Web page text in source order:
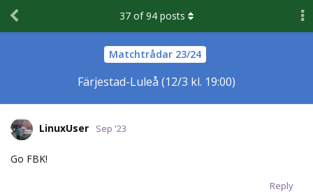
Matchtrådar 23/24
Färjestad-Luleå (12/3 kl. 19:00)
37 of94 posts
LinuxUser Sep '23
Go FBK!
Reply